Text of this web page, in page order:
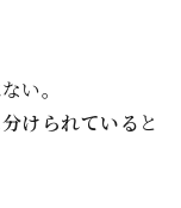
い。
けられている と